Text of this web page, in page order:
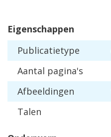
Eigenschappen
Publicatietype
Aantal pagina's
Afbeeldingen
Talen